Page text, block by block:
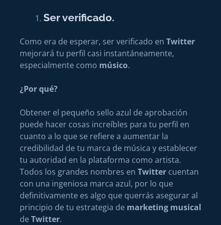
Ser verificado.
Como era de esperar, ser verificado en Twitter
mejorará tu perfil casi instantáneamente,
especialmente como músico.
¿Por qué?
Obtener el pequeño sello azul de aprobación
puede hacer cosas increíbles para tu perfil en
cuanto a lo que se refiere a aumentar la
credibilidad de tu marca de música y establecer
tu autoridad en la plataforma como artista.
Todos los grandes nombres en Twitter cuentan
con una ingeniosa marca azul, por lo que
definitivamente es algo que querrás asegurar al
principio de tu estrategia de marketing musical
de Twitter.